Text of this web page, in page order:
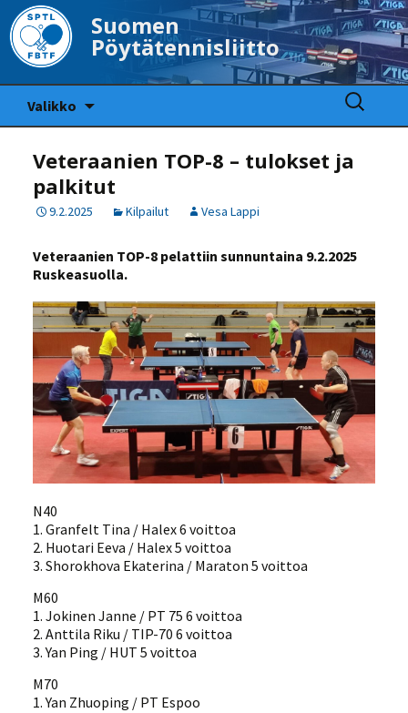
Suomen
Pöytätennisliitto
Valikko
Haku:
Veteraanien TOP-8 – tulokset ja
palkitut
9.2.2025 Kilpailut Vesa Lappi
Veteraanien TOP-8 pelattiin sunnuntaina 9.2.2025
Ruskeasuolla.
N40
1. Granfelt Tina / Halex 6 voittoa
2. Huotari Eeva / Halex 5 voittoa
3. Shorokhova Ekaterina / Maraton 5 voittoa
M60
1. Jokinen Janne / PT 75 6 voittoa
2. Anttila Riku / TIP-70 6 voittoa
3. Yan Ping / HUT 5 voittoa
M70
1. Yan Zhuoping / PT Espoo